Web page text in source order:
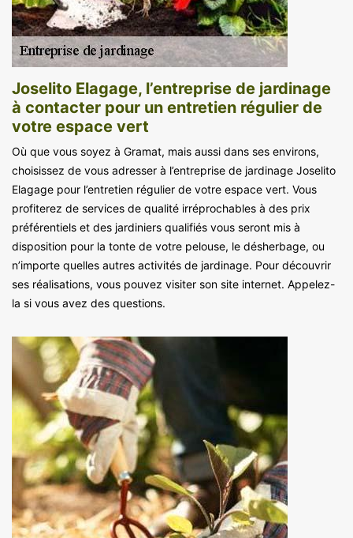
Joselito Elagage, l’entreprise de jardinage
à contacter pour un entretien régulier de
votre espace vert
Où que vous soyez à Gramat, mais aussi dans ses environs,
choisissez de vous adresser à l’entreprise de jardinage Joselito
Elagage pour l’entretien régulier de votre espace vert. Vous
profiterez de services de qualité irréprochables à des prix
préférentiels et des jardiniers qualifiés vous seront mis à
disposition pour la tonte de votre pelouse, le désherbage, ou
n’importe quelles autres activités de jardinage. Pour découvrir
ses réalisations, vous pouvez visiter son site internet. Appelez-
la si vous avez des questions.